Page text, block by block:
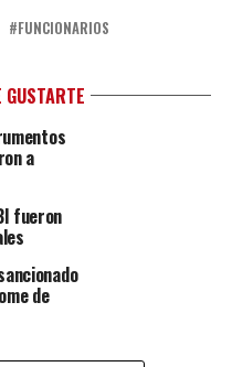
FUNCIONARIOS
a
fueron
de